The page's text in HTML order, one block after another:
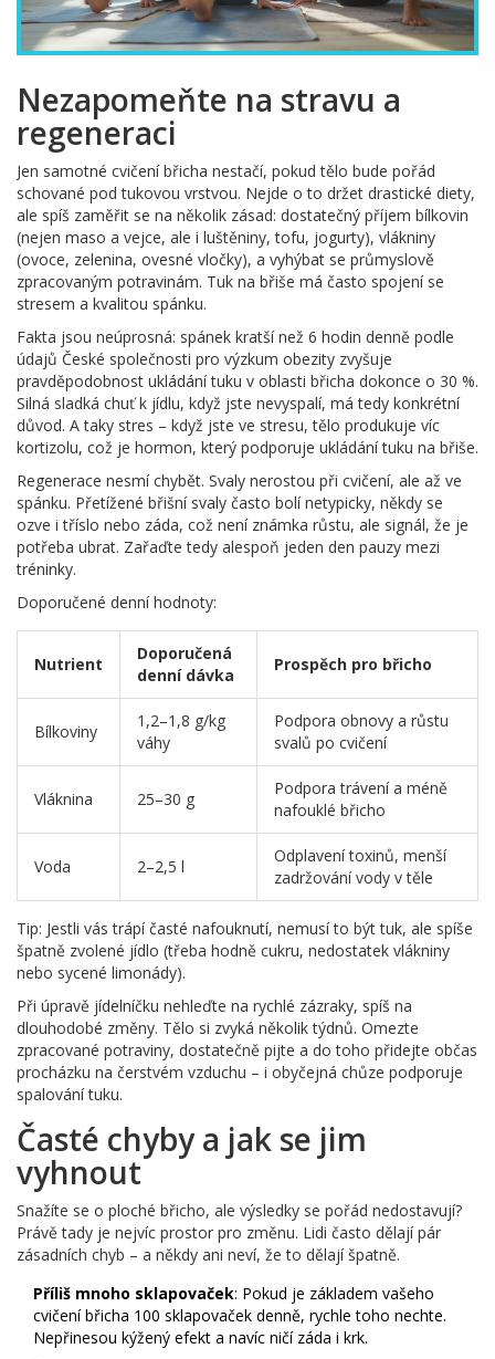
Nezapomeňte na stravu a
regeneraci
Jen samotné cvičení břicha nestačí, pokud tělo bude pořád
schované pod tukovou vrstvou. Nejde o to držet drastické diety,
ale spíš zaměřit se na několik zásad: dostatečný příjem bílkovin
(nejen maso a vejce, ale i luštěniny, tofu, jogurty), vlákniny
(ovoce, zelenina, ovesné vločky), a vyhýbat se průmyslově
zpracovaným potravinám. Tuk na břiše má často spojení se
stresem a kvalitou spánku.
Fakta jsou neúprosná: spánek kratší než 6 hodin denně podle
údajů České společnosti pro výzkum obezity zvyšuje
pravděpodobnost ukládání tuku v oblasti břicha dokonce o 30 %.
Silná sladká chuť k jídlu, když jste nevyspalí, má tedy konkrétní
důvod. A taky stres – když jste ve stresu, tělo produkuje víc
kortizolu, což je hormon, který podporuje ukládání tuku na břiše.
Regenerace nesmí chybět. Svaly nerostou při cvičení, ale až ve
spánku. Přetížené břišní svaly často bolí netypicky, někdy se
ozve i tříslo nebo záda, což není známka růstu, ale signál, že je
potřeba ubrat. Zařaďte tedy alespoň jeden den pauzy mezi
tréninky.
Doporučené denní hodnoty:
Nutrient
Doporučená
denní dávka
Prospěch pro břicho
Bílkoviny
1,2–1,8 g/kg
váhy
Podpora obnovy a růstu
svalů po cvičení
Vláknina 25–30 g
Podpora trávení a méně
nafouklé břicho
Voda 2–2,5 l
Odplavení toxinů, menší
zadržování vody v těle
Tip: Jestli vás trápí časté nafouknutí, nemusí to být tuk, ale spíše
špatně zvolené jídlo (třeba hodně cukru, nedostatek vlákniny
nebo sycené limonády).
Při úpravě jídelníčku nehleďte na rychlé zázraky, spíš na
dlouhodobé změny. Tělo si zvyká několik týdnů. Omezte
zpracované potraviny, dostatečně pijte a do toho přidejte občas
procházku na čerstvém vzduchu – i obyčejná chůze podporuje
spalování tuku.
Časté chyby a jak se jim
vyhnout
Snažíte se o ploché břicho, ale výsledky se pořád nedostavují?
Právě tady je nejvíc prostor pro změnu. Lidi často dělají pár
zásadních chyb – a někdy ani neví, že to dělají špatně.
Příliš mnoho sklapovaček: Pokud je základem vašeho
cvičení břicha 100 sklapovaček denně, rychle toho nechte.
Nepřinesou kýžený efekt a navíc ničí záda i krk.